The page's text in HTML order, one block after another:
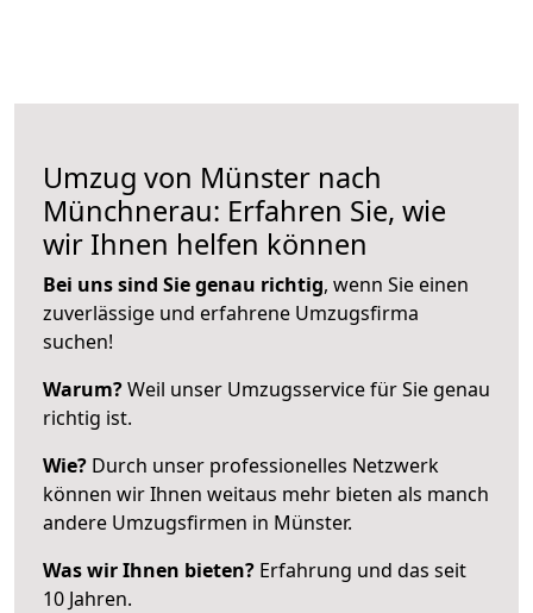
Umzug von Münster nach
Münchnerau: Erfahren Sie, wie
wir Ihnen helfen können
Bei uns sind Sie genau richtig, wenn Sie einen
zuverlässige und erfahrene Umzugsfirma
suchen!
Warum?Weil unser Umzugsservice für Sie genau
richtig ist.
Wie? Durch unser professionelles Netzwerk
können wir Ihnen weitaus mehr bieten als manch
andere Umzugsfirmen in Münster.
Was wir Ihnen bieten? Erfahrung und das seit
10 Jahren.